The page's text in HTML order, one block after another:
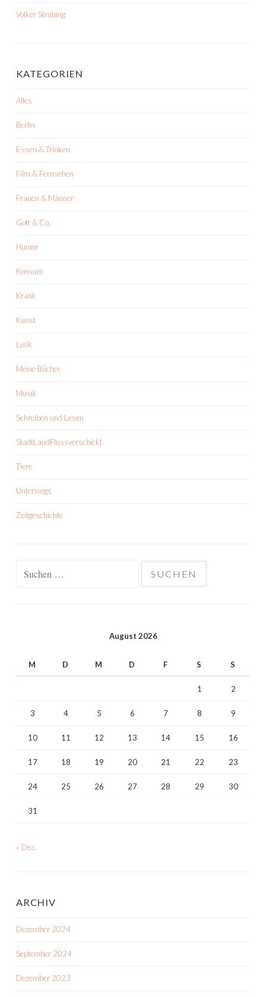
Volker Strübing
KATEGORIEN
Alles
Berlin
Essen & Trinken
Film & Fernsehen
Frauen & Männer
Gott & Co.
Humor
Konsum
Krank
Kunst
Lyrik
Meine Bücher
Musik
Schreiben und Lesen
StadtLandFlussverschickt
Tiere
Unterwegs
Zeitgeschichte
August 2026
M D M D F S S
1 2
3 4 5 6 7 8 9
10 11 12 13 14 15 16
17 18 19 20 21 22 23
24 25 26 27 28 29 30
31
« Dez.
ARCHIV
Dezember 2024
September 2024
Dezember 2023